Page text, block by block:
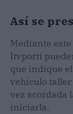
Así se
Mediante
Itvporti
que indique
vehículo
vez acordada
iniciarla.